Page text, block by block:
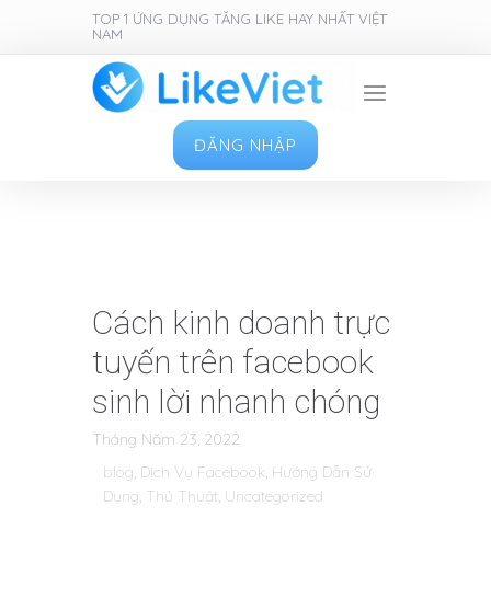
TOP 1 ỨNG DỤNG TĂNG LIKE HAY NHẤT VIỆT
NAM
ĐĂNG NHẬP
Cách kinh doanh trực
tuyến trên facebook
sinh lời nhanh chóng
Tháng Năm 23, 2022
blog, Dịch Vụ Facebook, Hướng Dẫn Sử
Dụng, Thủ Thuật, Uncategorized